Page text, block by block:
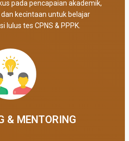
pada pencapaian akademik,
kecintaan untuk belajar
tes CPNS & PPPK.
& MENTORING